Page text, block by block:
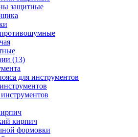
защитные
(13)
для инструментов
кирпич
формовки